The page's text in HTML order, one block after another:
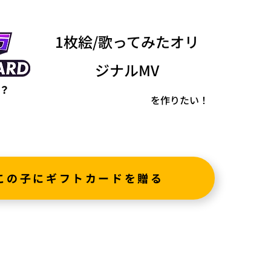
1枚絵/歌ってみたオリ
ジナルMV
を作りたい！
の子にギフトカードを贈る